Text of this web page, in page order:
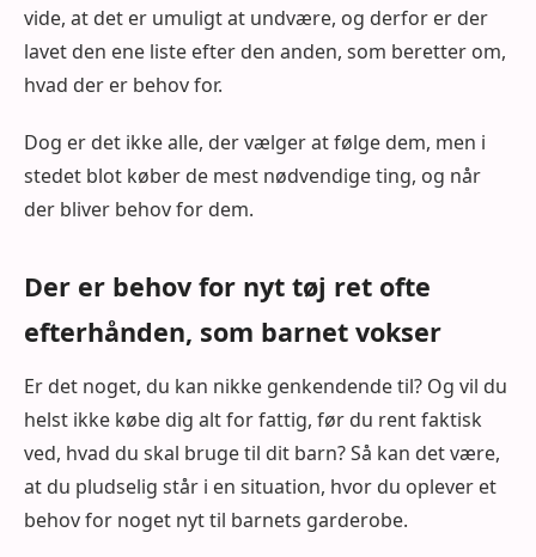
vide, at det er umuligt at undvære, og derfor er der
lavet den ene liste efter den anden, som beretter om,
hvad der er behov for.
Dog er det ikke alle, der vælger at følge dem, men i
stedet blot køber de mest nødvendige ting, og når
der bliver behov for dem.
Der er behov for nyt tøj ret ofte
efterhånden, som barnet vokser
Er det noget, du kan nikke genkendende til? Og vil du
helst ikke købe dig alt for fattig, før du rent faktisk
ved, hvad du skal bruge til dit barn? Så kan det være,
at du pludselig står i en situation, hvor du oplever et
behov for noget nyt til barnets garderobe.